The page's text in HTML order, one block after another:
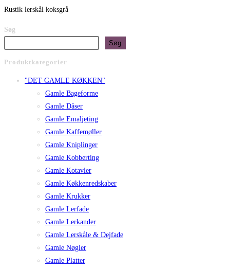
Rustik lerskål koksgrå
Søg
Søg
Produktkategorier
"DET GAMLE KØKKEN"
Gamle Bageforme
Gamle Dåser
Gamle Emaljeting
Gamle Kaffemøller
Gamle Kniplinger
Gamle Kobberting
Gamle Kotavler
Gamle Køkkenredskaber
Gamle Krukker
Gamle Lerfade
Gamle Lerkander
Gamle Lerskåle & Dejfade
Gamle Nøgler
Gamle Platter